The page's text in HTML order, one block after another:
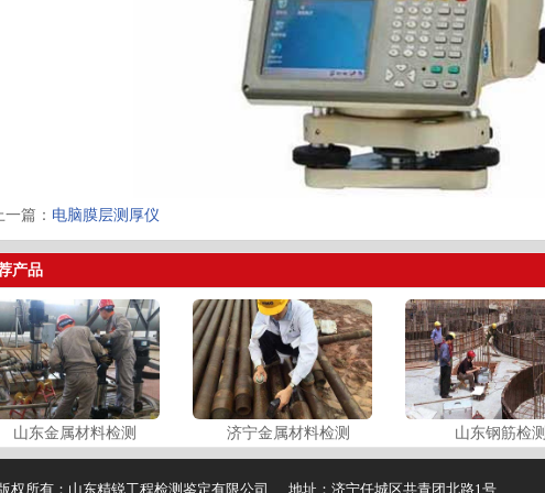
一篇： 电脑膜层测厚仪
产品
山东金属材料检测 济宁金属材料检测 山东钢筋检测
权所有：山东精锐工程检测鉴定有限公司 地址：济宁任城区共青团北路1号